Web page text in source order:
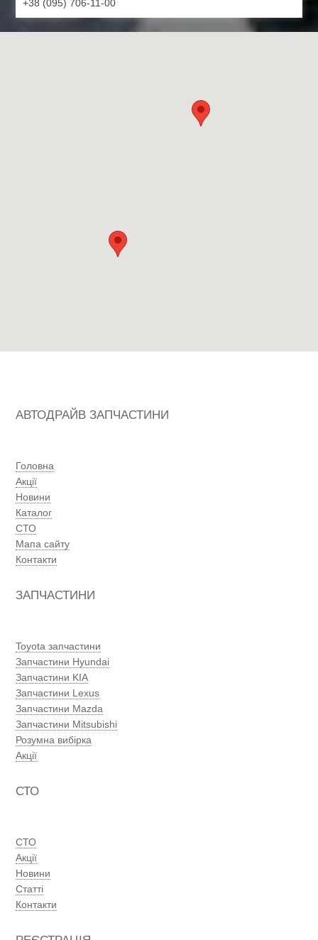
+38 (095) 706-11-00
АВТОДРАЙВ ЗАПЧАСТИНИ
Головна
Акції
Новини
Каталог
СТО
Мапа сайту
Контакти
ЗАПЧАСТИНИ
Toyota запчастини
Запчастини Hyundai
Запчастини KIA
Запчастини Lexus
Запчастини Mazda
Запчастини Mitsubishi
Розумна вибірка
Акції
СТО
СТО
Акції
Новини
Статті
Контакти